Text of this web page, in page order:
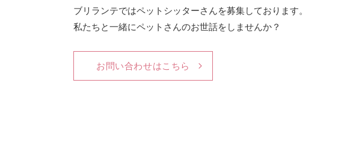
ブリランテではペットシッターさんを募集しております。
私たちと一緒にペットさんのお世話をしませんか？
お問い合わせはこちら